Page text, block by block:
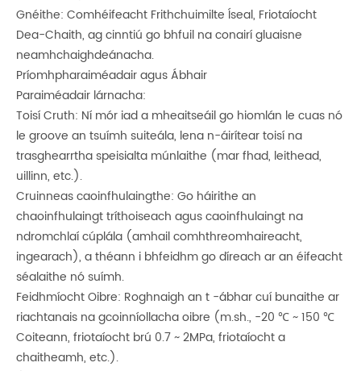
Gnéithe: Comhéifeacht Frithchuimilte Íseal, Friotaíocht
Dea-Chaith, ag cinntiú go bhfuil na conairí gluaisne
neamhchaighdeánacha.
Príomhpharaiméadair agus Ábhair
Paraiméadair lárnacha:
Toisí Cruth: Ní mór iad a mheaitseáil go hiomlán le cuas nó
le groove an tsuímh suiteála, lena n-áirítear toisí na
trasghearrtha speisialta múnlaithe (mar fhad, leithead,
uillinn, etc.).
Cruinneas caoinfhulaingthe: Go háirithe an
chaoinfhulaingt tríthoiseach agus caoinfhulaingt na
ndromchlaí cúplála (amhail comhthreomhaireacht,
ingearach), a théann i bhfeidhm go díreach ar an éifeacht
séalaithe nó suímh.
Feidhmíocht Oibre: Roghnaigh an t -ábhar cuí bunaithe ar
riachtanais na gcoinníollacha oibre (m.sh., -20 ℃ ~ 150 ℃
Coiteann, friotaíocht brú 0.7 ~ 2MPa, friotaíocht a
chaitheamh, etc.).